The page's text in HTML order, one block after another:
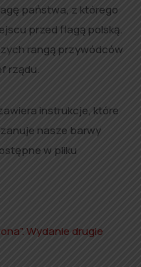
państwa, z którego
przed flagą polską.
rangą przywódców
rządu.
instrukcje, które
nasze barwy
w pliku
Wydanie drugie